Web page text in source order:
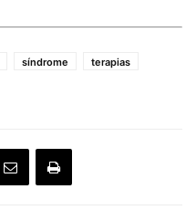
síndrome
terapias